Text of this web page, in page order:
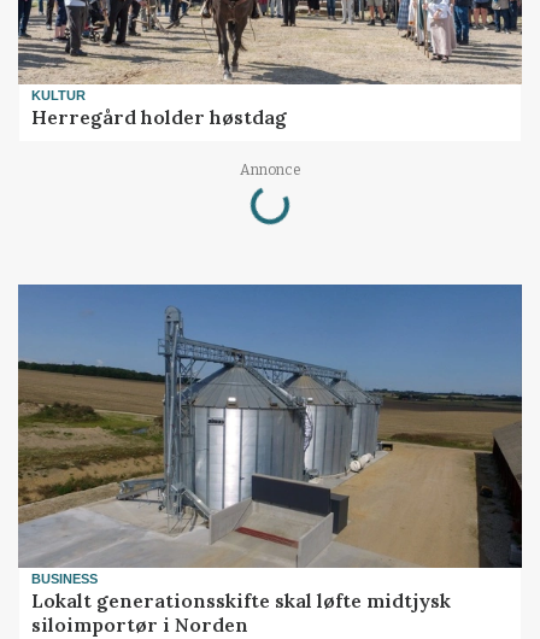
KULTUR
Herregård holder høstdag
Annonce
Loading...
BUSINESS
Lokalt generationsskifte skal løfte midtjysk
siloimportør i Norden